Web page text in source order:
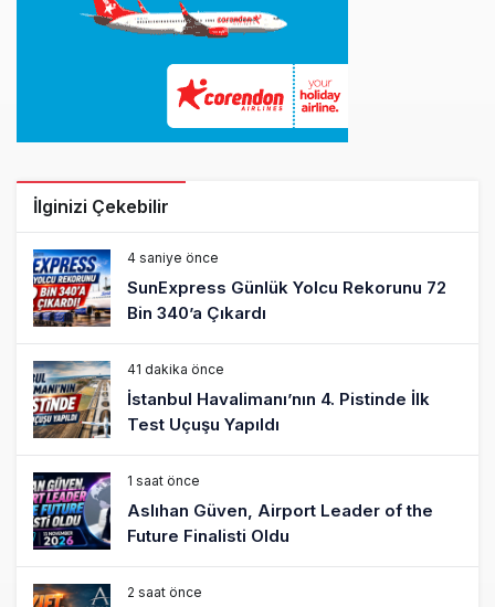
İlginizi Çekebilir
4 saniye önce
SunExpress Günlük Yolcu Rekorunu 72
Bin 340’a Çıkardı
41 dakika önce
İstanbul Havalimanı’nın 4. Pistinde İlk
Test Uçuşu Yapıldı
1 saat önce
Aslıhan Güven, Airport Leader of the
Future Finalisti Oldu
2 saat önce